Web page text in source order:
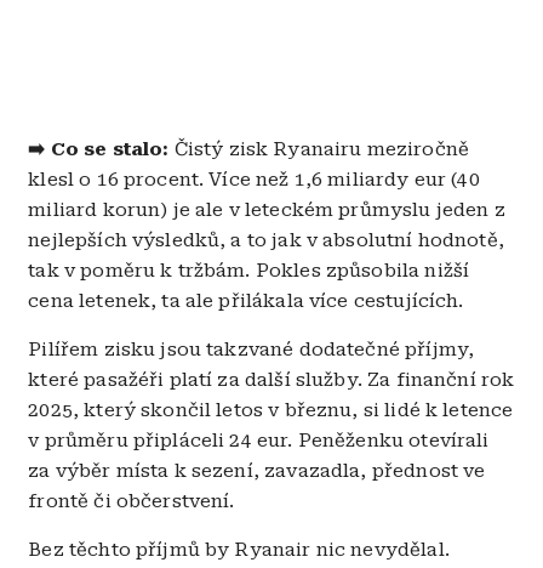
➡️ Co se stalo: Čistý zisk Ryanairu meziročně
klesl o 16 procent. Více než 1,6 miliardy eur (40
miliard korun) je ale v leteckém průmyslu jeden z
nejlepších výsledků, a to jak v absolutní hodnotě,
tak v poměru k tržbám. Pokles způsobila nižší
cena letenek, ta ale přilákala více cestujících.
Pilířem zisku jsou takzvané dodatečné příjmy,
které pasažéři platí za další služby. Za finanční rok
2025, který skončil letos v březnu, si lidé k letence
v průměru připláceli 24 eur. Peněženku otevírali
za výběr místa k sezení, zavazadla, přednost ve
frontě či občerstvení.
Bez těchto příjmů by Ryanair nic nevydělal.